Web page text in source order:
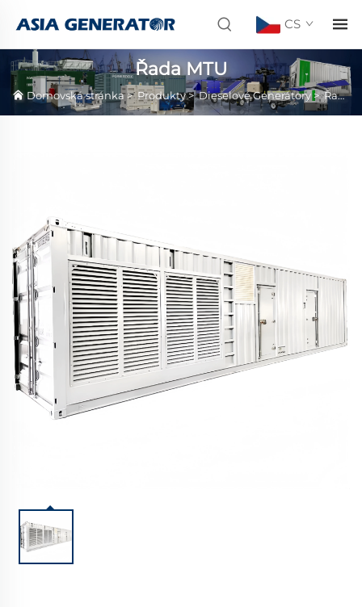
CS
Řada MTU
Domovská stránka>Produkty>Dieselové Generátory >Řada MTU